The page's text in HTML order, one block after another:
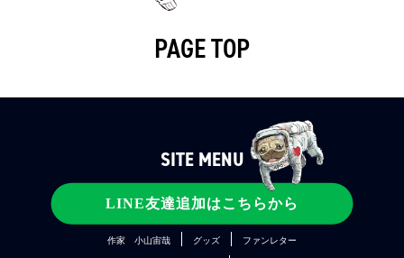
る際にも、オープニングだけかっさらって後はしれっと
だがこの時ムッタらで提案した“フロントナビゲーショ
開発局から異動になるムッタとの挨拶では心のこもって
いない「寂しいなぁ～」「オメデトウ」「次は女の子
を」などと言い放つものの、「行くってどこ行くの？」
「そーいやあいつ宇宙飛行士だったな」と自然と言う
程、いつの間にかムッタを“仲間”だと感じていたのだろ
PAGE TOP
LINE友達追加はこちらから
SITE MENU
メディア
作家 小山宙哉 グッズ ファンレター